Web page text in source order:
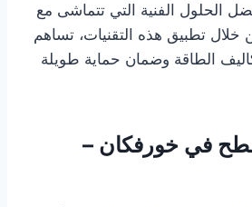
الحلول الفنية التي تتماشى مع
خلال تطبيق هذه التقنيات، تساهم
الطاقة وضمان حماية طويلة
في خورفكان –